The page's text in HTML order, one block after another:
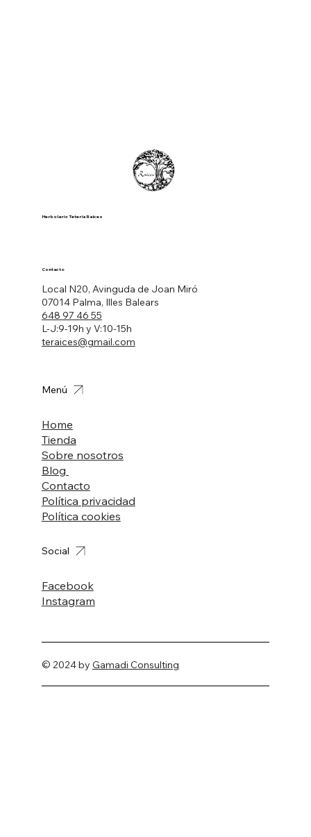
Herbolario Tetería Raíces
© 2024 by Gamadi Consulting
Local N20, Avinguda de Joan Miró
07014 Palma, Illes Balears
648 97 46 55
L-J:9-19h y V:10-15h
teraices@gmail.com
Contacto
Home
Tienda
Sobre nosotros
Blog
Contacto
Política privacidad
Política cookies
Menú
Facebook
Instagram
Social